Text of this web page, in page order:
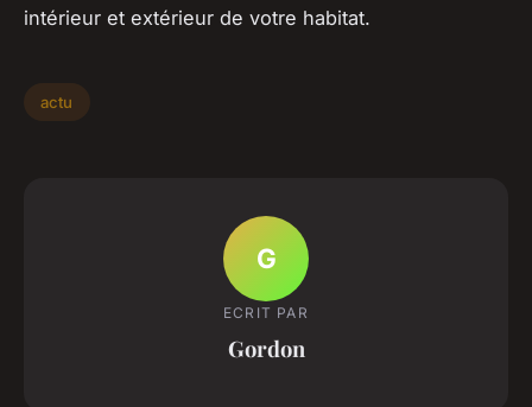
intérieur et extérieur de votre habitat.
actu
G
ECRIT PAR
Gordon